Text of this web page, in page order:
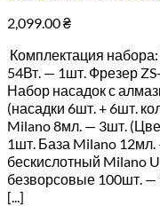
2,099.00₴
Комплектация
54Вт. — 1шт. Фрезер
Набор насадок с
(насадки 6шт. + 6шт.
Milano 8мл. — 3шт.
1шт. База Milano
бескислотный Milano
безворсовые 100шт. —
[...]